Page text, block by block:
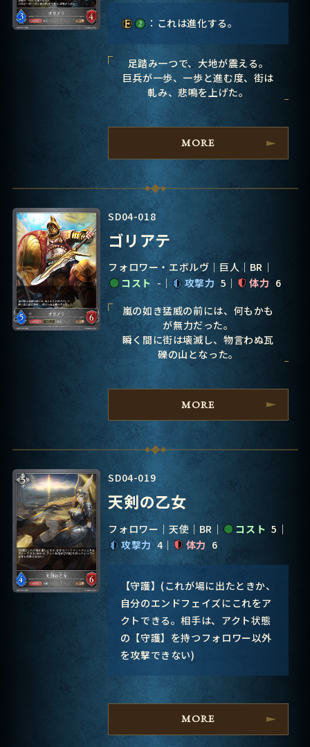
：これは進化する。
足踏み一つで、大地が震える。
巨兵が一歩、一歩と進む度、街は
軋み、悲鳴を上げた。
MORE
SD04-018
ゴリアテ
フォロワー・エボルヴ 巨人
BR
コスト - 攻撃力 5 体力 6
嵐の如き猛威の前には、何もかも
が無力だった。
瞬く間に街は壊滅し、物言わぬ瓦
礫の山となった。
MORE
SD04-019
天剣の乙女
フォロワー 天使 BR コスト 5
攻撃力 4 体力 6
【守護】(これが場に出たときか、
自分のエンドフェイズにこれをア
クトできる。相手は、アクト状態
の【守護】を持つフォロワー以外
を攻撃できない)
MORE